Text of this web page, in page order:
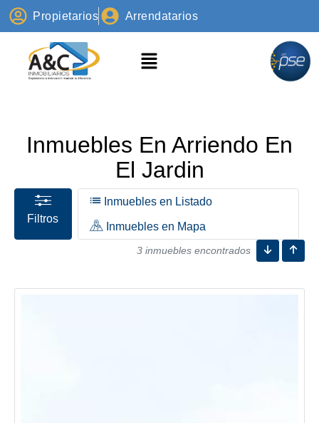
Propietarios Arrendatarios
Inmuebles En Arriendo En
El Jardin
Filtros
Inmuebles en Listado
Inmuebles en Mapa
3 inmuebles encontrados